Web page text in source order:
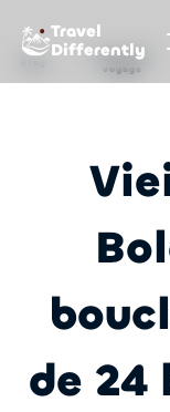
Travel
Differently
Inspiration
voyage
de 24